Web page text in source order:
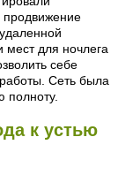
продвижение
для ночлега
себе
Сеть была
полноту.
к устью